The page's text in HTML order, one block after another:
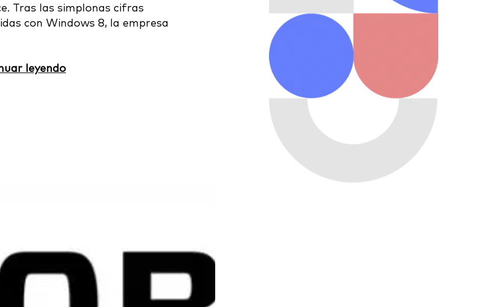
Tras las simplonas cifras
con Windows 8, la empresa
leyendo